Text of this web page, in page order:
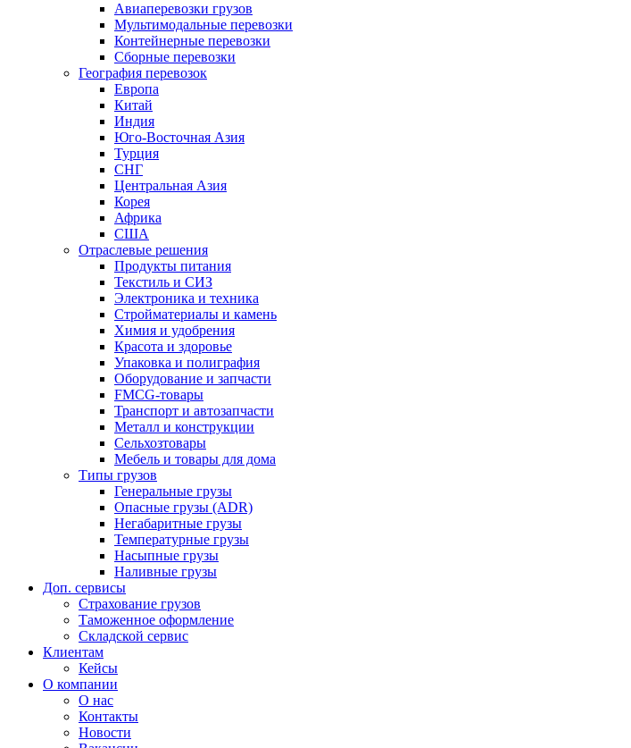
Авиаперевозки грузов
Мультимодальные перевозки
Контейнерные перевозки
Сборные перевозки
География перевозок
Европа
Китай
Индия
Юго-Восточная Азия
Турция
СНГ
Центральная Азия
Корея
Африка
США
Отраслевые решения
Продукты питания
Текстиль и СИЗ
Электроника и техника
Стройматериалы и камень
Химия и удобрения
Красота и здоровье
Упаковка и полиграфия
Оборудование и запчасти
FMCG-товары
Транспорт и автозапчасти
Металл и конструкции
Сельхозтовары
Мебель и товары для дома
Типы грузов
Генеральные грузы
Опасные грузы (ADR)
Негабаритные грузы
Температурные грузы
Насыпные грузы
Наливные грузы
Доп. сервисы
Страхование грузов
Таможенное оформление
Складской сервис
Клиентам
Кейсы
О компании
О нас
Контакты
Новости